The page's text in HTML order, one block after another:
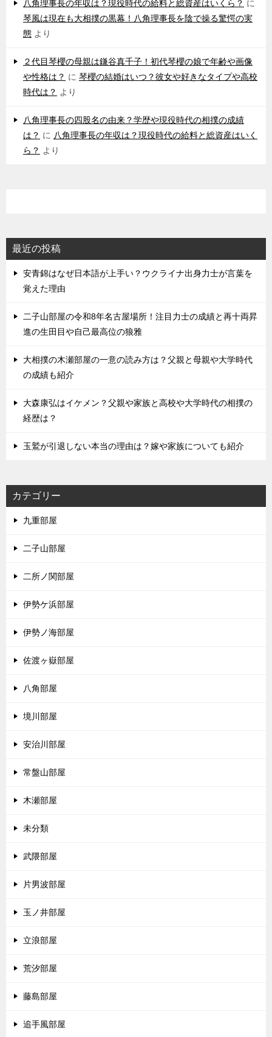
八角理事長の年収は？現役時代の給料と総資産はいくら？ に
琴風は現在も大相撲の黒幕！八角理事長を陰で操る驚愕の実
態 より
２代目琴櫻の母親は鎌谷真千子！初代琴櫻の娘で年齢や画像
や性格は？ に 琴櫻の結婚はいつ？彼女や好きなタイプや高校
時代は？ より
八角理事長の四股名の由来？学歴や現役時代の相撲の成績
は？ に 八角理事長の年収は？現役時代の給料と総資産はいく
ら？ より
最近の投稿
安青錦はなぜ日本語が上手い？ウクライナ出身力士が言葉を
覚えた理由
二子山部屋の令和8年名古屋場所！注目力士の成績と再十両昇
進の生田目や自己最高位の狼雅
大相撲の木瀬部屋の一意の読み方は？父親と母親や大学時代
の成績も紹介
大森康弘はイケメン？父親や家族と高校や大学時代の相撲の
経歴は？
玉鷲が引退しない本当の理由は？嫁や家族についても紹介
カテゴリー
九重部屋
二子山部屋
二所ノ関部屋
伊勢ケ浜部屋
伊勢ノ海部屋
佐渡ヶ嶽部屋
八角部屋
境川部屋
安治川部屋
常盤山部屋
木瀬部屋
未分類
武隈部屋
片男波部屋
玉ノ井部屋
立浪部屋
荒汐部屋
藤島部屋
追手風部屋